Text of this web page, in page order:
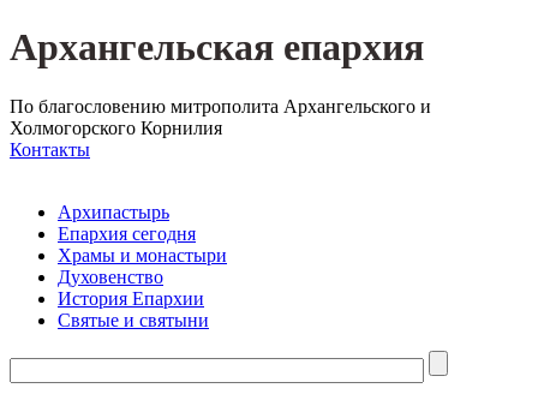
Архангельская епархия
По благословению митрополита Архангельского и
Холмогорского Корнилия
Контакты
Архипастырь
Епархия сегодня
Храмы и монастыри
Духовенство
История Епархии
Святые и святыни